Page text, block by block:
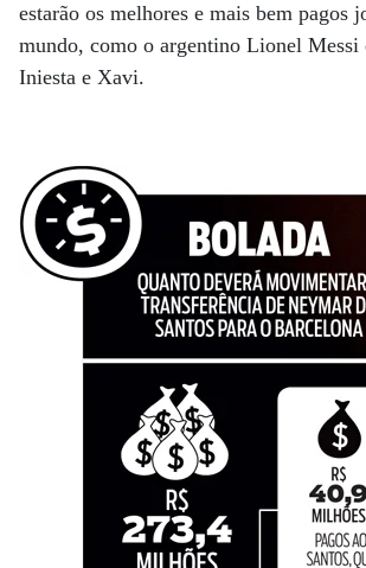
estarão os melhores e mais bem pagos
mundo, como o argentino Lionel Messi
Iniesta e Xavi.